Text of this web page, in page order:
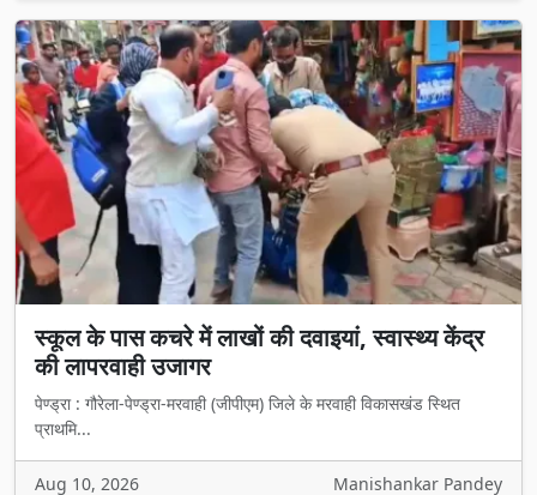
स्कूल के पास कचरे में लाखों की दवाइयां, स्वास्थ्य केंद्र
की लापरवाही उजागर
पेण्ड्रा : गौरेला-पेण्ड्रा-मरवाही (जीपीएम) जिले के मरवाही विकासखंड स्थित
प्राथमि...
Aug 10, 2026 Manishankar Pandey